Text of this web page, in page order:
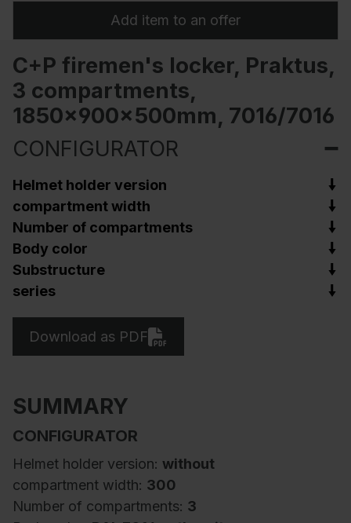
Add item to an offer
C+P firemen's locker, Praktus,
3 compartments,
1850x900x500mm, 7016/7016
CONFIGURATOR
Helmet holder version
compartment width
Number of compartments
Body color
Substructure
series
Download as PDF
SUMMARY
CONFIGURATOR
Helmet holder version: without
compartment width: 300
Number of compartments: 3